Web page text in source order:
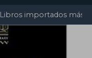
Libros importados más